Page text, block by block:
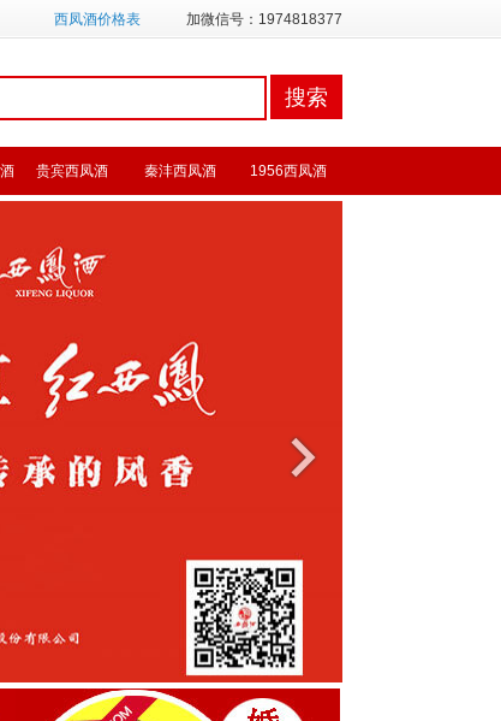
西凤酒价格表 加微信号：1974818377
贵宾西凤酒 秦沣西凤酒 1956西凤酒